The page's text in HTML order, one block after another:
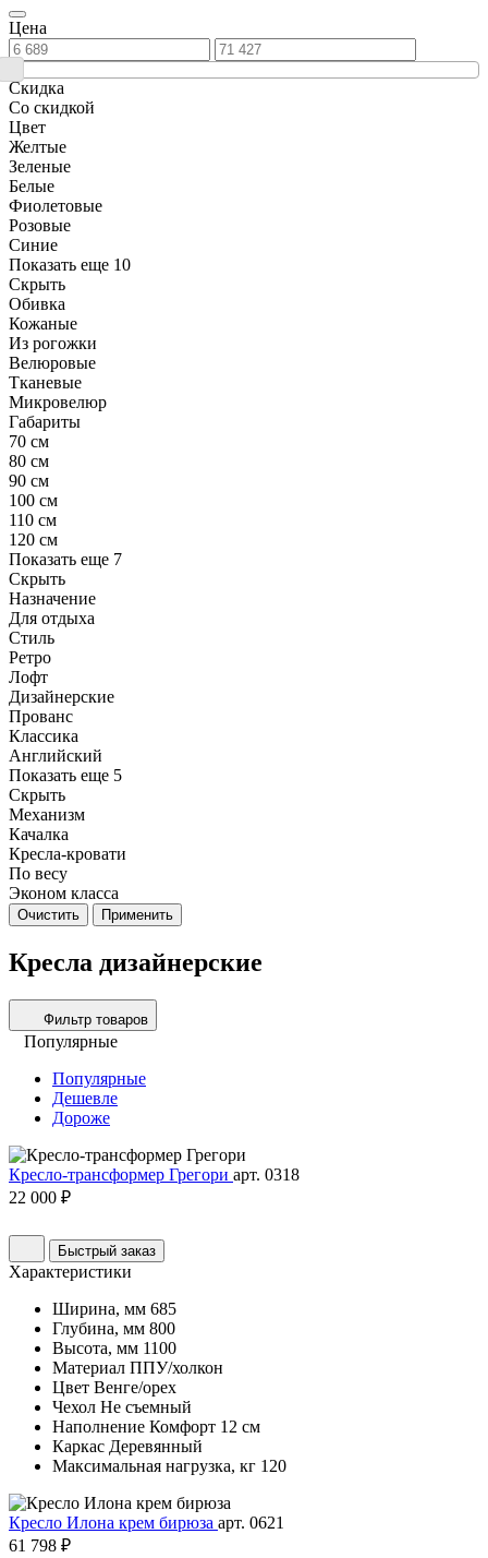
Цена
Скидка
Со скидкой
Цвет
Желтые
Зеленые
Белые
Фиолетовые
Розовые
Синие
Показать еще 10
Скрыть
Обивка
Кожаные
Из рогожки
Велюровые
Тканевые
Микровелюр
Габариты
70 см
80 см
90 см
100 см
110 см
120 см
Показать еще 7
Скрыть
Назначение
Для отдыха
Стиль
Ретро
Лофт
Дизайнерские
Прованс
Классика
Английский
Показать еще 5
Скрыть
Механизм
Качалка
Кресла-кровати
По весу
Эконом класса
Очистить Применить
Кресла дизайнерские
Фильтр товаров
Популярные
Популярные
Дешевле
Дороже
Кресло-трансформер Грегори арт. 0318
22 000 ₽
Быстрый заказ
Характеристики
Ширина, мм 685
Глубина, мм 800
Высота, мм 1100
Материал ППУ/холкон
Цвет Венге/орех
Чехол Не съемный
Наполнение Комфорт 12 см
Каркас Деревянный
Максимальная нагрузка, кг 120
Кресло Илона крем бирюза арт. 0621
61 798 ₽